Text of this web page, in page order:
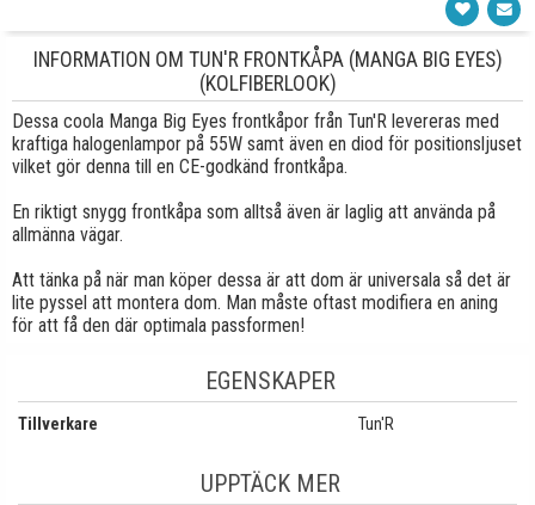
INFORMATION OM TUN'R FRONTKÅPA (MANGA BIG EYES)
(KOLFIBERLOOK)
Dessa coola Manga Big Eyes frontkåpor från Tun'R levereras med
kraftiga halogenlampor på 55W samt även en diod för positionsljuset
vilket gör denna till en CE-godkänd frontkåpa.
En riktigt snygg frontkåpa som alltså även är laglig att använda på
allmänna vägar.
Att tänka på när man köper dessa är att dom är universala så det är
lite pyssel att montera dom. Man måste oftast modifiera en aning
för att få den där optimala passformen!
EGENSKAPER
Tillverkare Tun'R
UPPTÄCK MER